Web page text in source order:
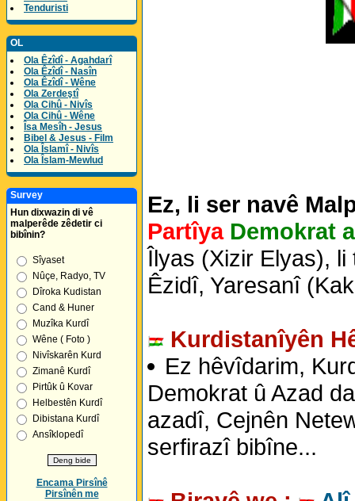
Tenduristi
OL
Ola Êzîdî - Agahdarî
Ola Êzîdî - Nasîn
Ola Êzîdî - Wêne
Ola Zerdeştî
Ola Cihû - Nivîs
Ola Cihû - Wêne
Îsa Mesîh - Jesus
Bibel & Jesus - Film
Ola Îslamî - Nivîs
Ola Îslam-Mewlud
Survey
Hun dixwazin di vê
malperêde zêdetir ci
bibînin?
Sîyaset
Nûçe, Radyo, TV
Dîroka Kudistan
Cand & Huner
Muzîka Kurdî
Wêne ( Foto )
Nivîskarên Kurd
Zimanê Kurdî
Pirtûk û Kovar
Helbestên Kurdî
Dibistana Kurdî
Ansîklopedî
Encama Pirsînê
Pirsînên me
Ez, li ser navê
Partîya Demokrat
Îlyas (Xizir Elyas),
Êzidî, Yaresanî
Kurdistanîyên
Ez hêvîdarim,
Demokrat û Azad
azadî, Cejnên
serfirazî bibîne...